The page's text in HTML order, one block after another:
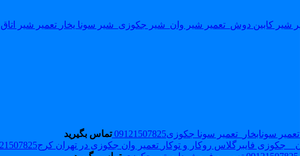
تعمیر شیر
تعمیر سونابخار_تعمیر سونا جکوزی09121507825
تماس بگیرید
تعمیر وان جکوزی در تهران کرج09121507825